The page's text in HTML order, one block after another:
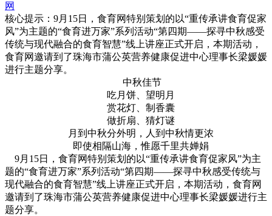
网
核心提示：9月15日，食育网特别策划的以“重传承讲食育促家
风”为主题的“食育进万家”系列活动“第四期——探寻中秋感受
传统与现代融合的食育智慧”线上讲座正式开启，本期活动，
食育网邀请到了珠海市蒲公英营养健康促进中心理事长梁媛媛
进行主题分享。
中秋佳节
吃月饼、望明月
赏花灯、制香囊
做折扇、猜灯谜
月到中秋分外明，人到中秋情更浓
即使相隔山海，惟愿千里共婵娟
9月15日，食育网特别策划的以“重传承讲食育促家风”为主
题的“食育进万家”系列活动“第四期——探寻中秋感受传统与
现代融合的食育智慧”线上讲座正式开启，本期活动，食育网
邀请到了珠海市蒲公英营养健康促进中心理事长梁媛媛进行主
题分享。